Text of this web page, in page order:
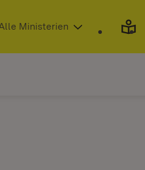
neuem Fenster)
Ministerien